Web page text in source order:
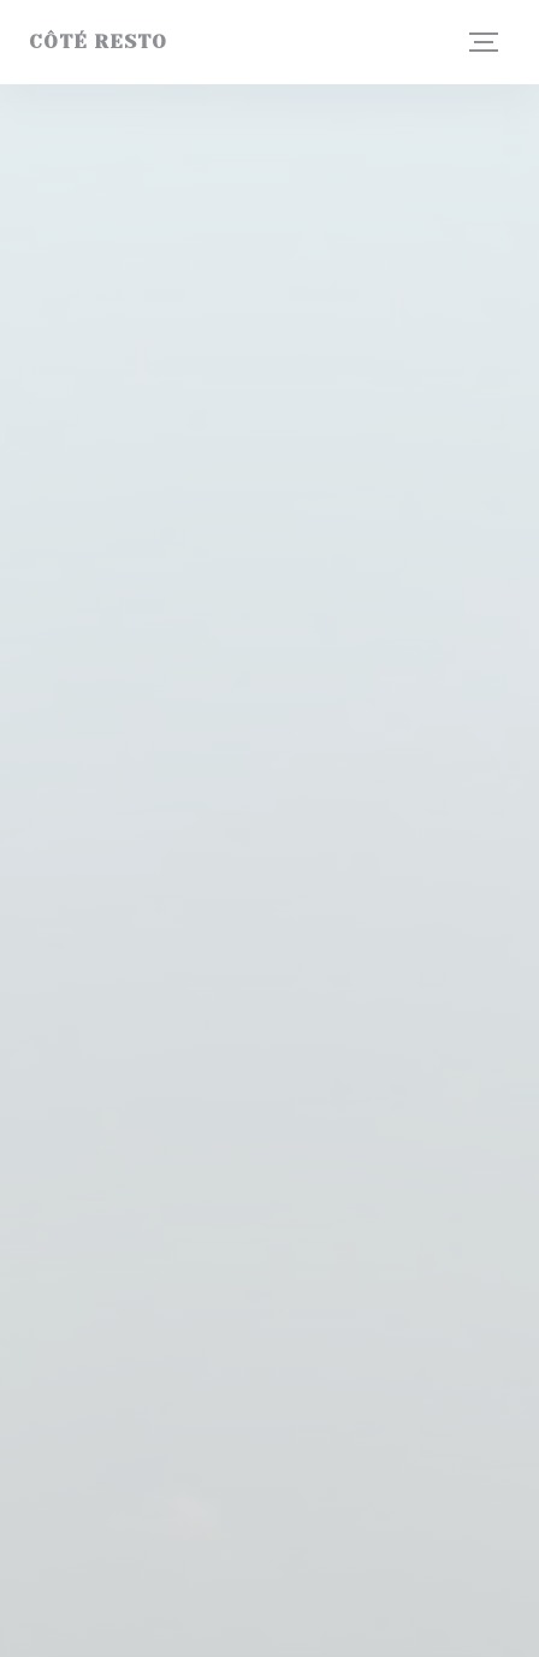
CÔTÉ RESTO